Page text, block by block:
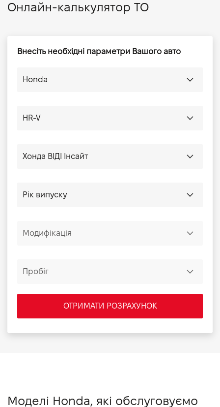
Онлайн-калькулятор ТО
Внесіть необхідні параметри Вашого авто
ОТРИМАТИ РОЗРАХУНОК
Моделі Honda, які обслуговуємо